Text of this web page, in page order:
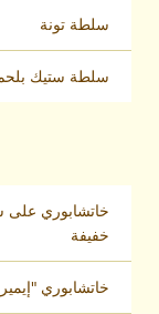
سلطة تونة
سلطة ستيك بلحم
خاتشابوري
خفيفة
خاتشابوري